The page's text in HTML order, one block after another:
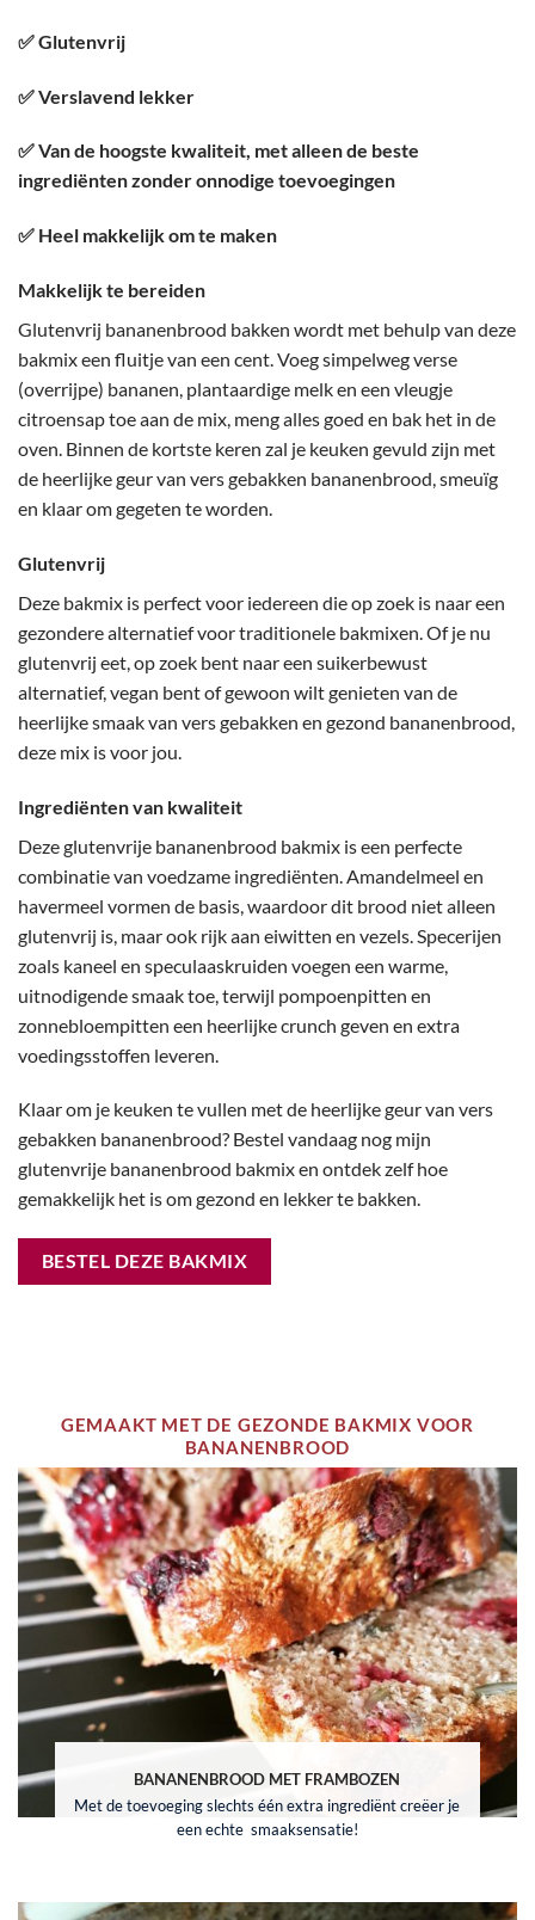
✅ Glutenvrij
✅ Verslavend lekker
✅ Van de hoogste kwaliteit, met alleen de beste
ingrediënten zonder onnodige toevoegingen
✅ Heel makkelijk om te maken
Makkelijk te bereiden
Glutenvrij bananenbrood bakken wordt met behulp van deze
bakmix een fluitje van een cent. Voeg simpelweg verse
(overrijpe) bananen, plantaardige melk en een vleugje
citroensap toe aan de mix, meng alles goed en bak het in de
oven. Binnen de kortste keren zal je keuken gevuld zijn met
de heerlijke geur van vers gebakken bananenbrood, smeuïg
en klaar om gegeten te worden.
Glutenvrij
Deze bakmix is perfect voor iedereen die op zoek is naar een
gezondere alternatief voor traditionele bakmixen. Of je nu
glutenvrij eet, op zoek bent naar een suikerbewust
alternatief, vegan bent of gewoon wilt genieten van de
heerlijke smaak van vers gebakken en gezond bananenbrood,
deze mix is voor jou.
Ingrediënten van kwaliteit
Deze glutenvrije bananenbrood bakmix is een perfecte
combinatie van voedzame ingrediënten. Amandelmeel en
havermeel vormen de basis, waardoor dit brood niet alleen
glutenvrij is, maar ook rijk aan eiwitten en vezels. Specerijen
zoals kaneel en speculaaskruiden voegen een warme,
uitnodigende smaak toe, terwijl pompoenpitten en
zonnebloempitten een heerlijke crunch geven en extra
voedingsstoffen leveren.
Klaar om je keuken te vullen met de heerlijke geur van vers
gebakken bananenbrood? Bestel vandaag nog mijn
glutenvrije bananenbrood bakmix en ontdek zelf hoe
gemakkelijk het is om gezond en lekker te bakken.
BESTEL DEZE BAKMIX
GEMAAKT MET DE GEZONDE BAKMIX VOOR
BANANENBROOD
BANANENBROOD MET FRAMBOZEN
Met de toevoeging slechts één extra ingrediënt creëer je
een echte smaaksensatie!